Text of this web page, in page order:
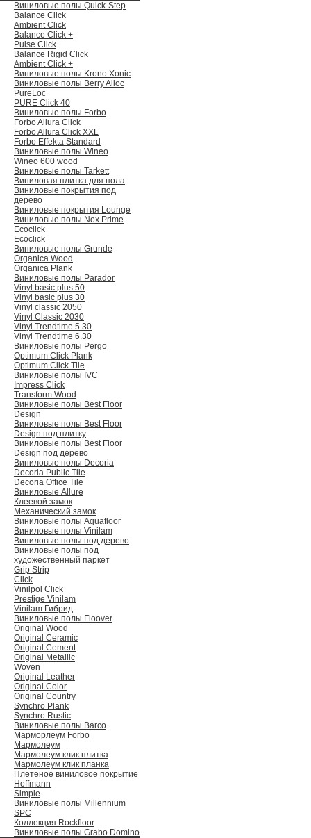
Виниловые полы Quick-Step
Balance Click
Ambient Click
Balance Click +
Pulse Click
Balance Rigid Click
Ambient Click +
Виниловые полы Krono Xonic
Виниловые полы Berry Alloc
PureLoc
PURE Click 40
Виниловые полы Forbo
Forbo Allura Click
Forbo Allura Click XXL
Forbo Effekta Standard
Виниловые полы Wineo
Wineo 600 wood
Виниловые полы Tarkett
Виниловая плитка для пола
Виниловые покрытия под
дерево
Виниловые покрытия Lounge
Виниловые полы Nox Prime
Ecoclick
Ecoclick
Виниловые полы Grunde
Organica Wood
Organica Plank
Виниловые полы Раrador
Vinyl basic plus 50
Vinyl basic plus 30
Vinyl classic 2050
Vinyl Classic 2030
Vinyl Trendtime 5.30
Vinyl Trendtime 6.30
Виниловые полы Pergo
Optimum Click Plank
Optimum Click Tile
Виниловые полы IVC
Impress Click
Transform Wood
Виниловые полы Best Floor
Design
Виниловые полы Best Floor
Design под плитку
Виниловые полы Best Floor
Design под дерево
Виниловые полы Decoria
Decoria Public Tile
Decoria Office Tile
Виниловые Allure
Клеевой замок
Механический замок
Виниловые полы Aquafloor
Виниловые полы Vinilam
Виниловые полы под дерево
Виниловые полы под
художественный паркет
Grip Strip
Click
Vinilpol Click
Prestige Vinilam
Vinilam Гибрид
Виниловые полы Floover
Original Wood
Original Ceramic
Original Cement
Original Metallic
Woven
Original Leather
Original Color
Original Country
Synchro Plank
Synchro Rustic
Виниловые полы Barco
Марморлеум Forbo
Мармолеум
Мармолеум клик плитка
Мармолеум клик планка
Плетеное виниловое покрытие
Hoffmann
Simple
Виниловые полы Millennium
SPC
Коллекция Rockfloor
Виниловые полы Grabo Domino